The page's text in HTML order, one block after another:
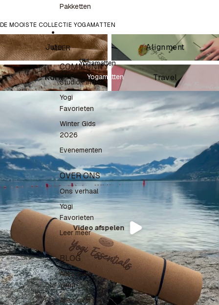
Pakketten
MEER
COMMUNITY
Studio Finder
Yogi
Favorieten
Winter Gids
2026
Evenementen
OVER ONS
Ons verhaal
Yogi
Favorieten
Leer meer
BLOG
Alles over
Yoga
Alles over
Yogamatten
Yogamatten
DE MOOISTE COLLECTIE YOGAMATTEN
Jute Yogamatten
Jute Alignment
Kurk Yogamatten
Kurk
Travel yogamatten
Travel
Video afspelen